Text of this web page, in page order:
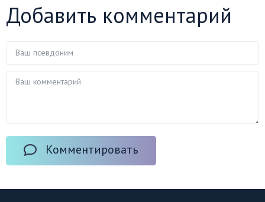
Добавить комментарий
Комментировать